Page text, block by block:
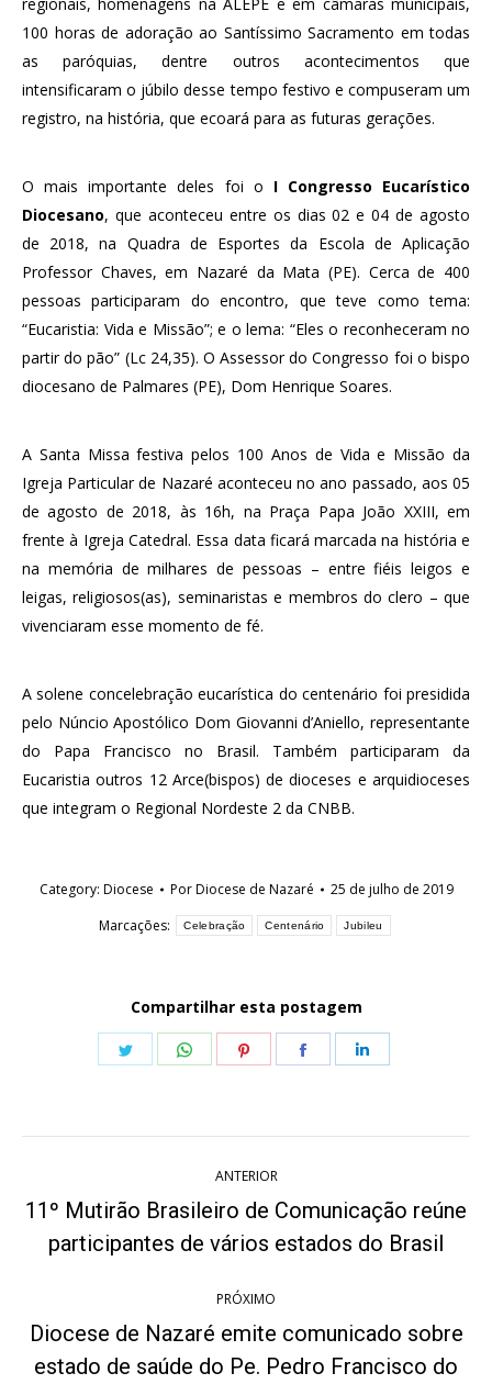
100 horas de adoração ao Santíssimo Sacramento em todas
as paróquias, dentre outros acontecimentos que
intensificaram o júbilo desse tempo festivo e compuseram um
registro, na história, que ecoará para as futuras gerações.
O mais importante deles foi o I Congresso Eucarístico
Diocesano, que aconteceu entre os dias 02 e 04 de agosto
de 2018, na Quadra de Esportes da Escola de Aplicação
Professor Chaves, em Nazaré da Mata (PE). Cerca de 400
pessoas participaram do encontro, que teve como tema:
“Eucaristia: Vida e Missão”; e o lema: “Eles o reconheceram no
partir do pão” (Lc 24,35). O Assessor do Congresso foi o bispo
diocesano de Palmares (PE), Dom Henrique Soares.
A Santa Missa festiva pelos 100 Anos de Vida e Missão da
Igreja Particular de Nazaré aconteceu no ano passado, aos 05
de agosto de 2018, às 16h, na Praça Papa João XXIII, em
frente à Igreja Catedral. Essa data ficará marcada na história e
na memória de milhares de pessoas – entre fiéis leigos e
leigas, religiosos(as), seminaristas e membros do clero – que
vivenciaram esse momento de fé.
A solene concelebração eucarística do centenário foi presidida
pelo Núncio Apostólico Dom Giovanni d’Aniello, representante
do Papa Francisco no Brasil. Também participaram da
Eucaristia outros 12 Arce(bispos) de dioceses e arquidioceses
que integram o Regional Nordeste 2 da CNBB.
Category: Diocese PorDiocese de Nazaré
25 de julho de 2019
Marcações:
Celebração Centenário Jubileu
Compartilhar esta postagem
Share
Share
Share
Share
de
post:
ANTERIOR
Post
anterior:
11º Mutirão Brasileiro de Comunicação reúne
participantes de vários estados do Brasil
PRÓXIMO
Próximo
Diocese de Nazaré emite comunicado sobre
estado de saúde do Pe. Pedro Francisco do